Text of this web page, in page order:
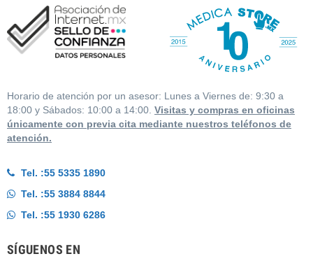
Horario de atención por un asesor: Lunes a Viernes de: 9:30 a
18:00 y Sábados: 10:00 a 14:00. Visitas y compras en oficinas
únicamente con previa cita mediante nuestros teléfonos de
atención.
Tel. :55 5335 1890
Tel. :55 3884 8844
Tel. :55 1930 6286
SÍGUENOS EN